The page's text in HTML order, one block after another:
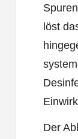
löst
Der